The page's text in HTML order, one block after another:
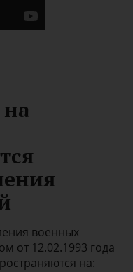
военных
от 12.02.1993 года
на: